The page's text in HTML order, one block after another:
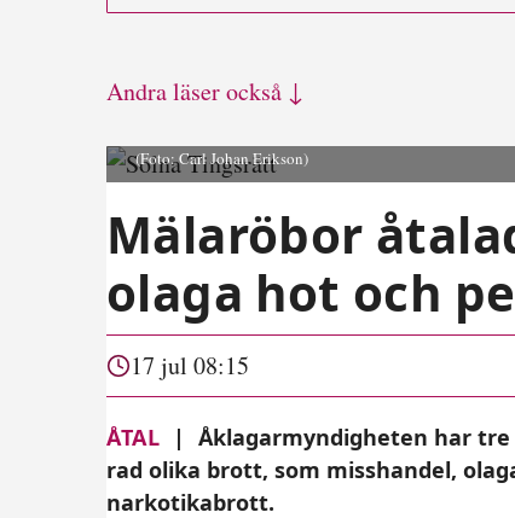
Andra läser också ↓
(Foto: Carl Johan Erikson)
Mälaröbor
olaga hot och
17 jul 08:15
ÅTAL |
Åklagarmyndigheten har
rad olika brott, som misshandel,
narkotikabrott.